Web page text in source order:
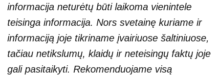
informacija neturėtų būti laikoma vienintele
teisinga informacija. Nors svetainę kuriame ir
informaciją joje tikriname įvairiuose šaltiniuose,
tačiau netikslumų, klaidų ir neteisingų faktų joje
gali pasitaikyti. Rekomenduojame visą